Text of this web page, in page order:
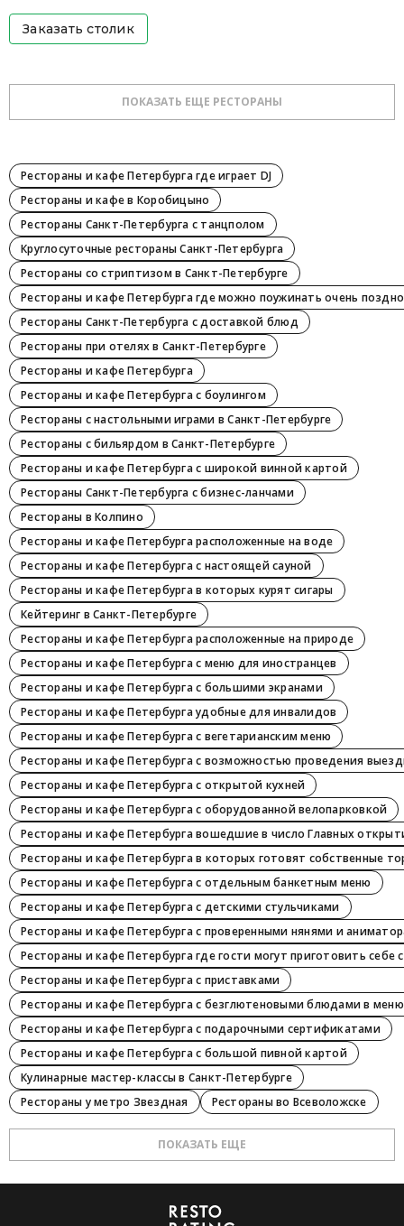
Заказать столик
ПОКАЗАТЬ ЕЩЕ РЕСТОРАНЫ
Рестораны и кафе Петербурга где играет DJ
Рестораны и кафе в Коробицыно
Рестораны Санкт-Петербурга с танцполом
Круглосуточные рестораны Санкт-Петербурга
Рестораны со стриптизом в Санкт-Петербурге
Рестораны и кафе Петербурга где можно поужинать очень поздно
Рестораны Санкт-Петербурга с доставкой блюд
Рестораны при отелях в Санкт-Петербурге
Рестораны и кафе Петербурга
Рестораны и кафе Петербурга с боулингом
Рестораны с настольными играми в Санкт-Петербурге
Рестораны с бильярдом в Санкт-Петербурге
Рестораны и кафе Петербурга с широкой винной картой
Рестораны Санкт-Петербурга с бизнес-ланчами
Рестораны в Колпино
Рестораны и кафе Петербурга расположенные на воде
Рестораны и кафе Петербурга с настоящей сауной
Рестораны и кафе Петербурга в которых курят сигары
Кейтеринг в Санкт-Петербурге
Рестораны и кафе Петербурга расположенные на природе
Рестораны и кафе Петербурга с меню для иностранцев
Рестораны и кафе Петербурга с большими экранами
Рестораны и кафе Петербурга удобные для инвалидов
Рестораны и кафе Петербурга с вегетарианским меню
Рестораны и кафе Петербурга с возможностью проведения
Рестораны и кафе Петербурга с открытой кухней
Рестораны и кафе Петербурга с оборудованной велопарковкой
Рестораны и кафе Петербурга вошедшие в число Главных
Рестораны и кафе Петербурга в которых готовят собственные
Рестораны и кафе Петербурга с отдельным банкетным меню
Рестораны и кафе Петербурга с детскими стульчиками
Рестораны и кафе Петербурга с проверенными нянями и
Рестораны и кафе Петербурга где гости могут приготовить себе
Рестораны и кафе Петербурга с приставками
Рестораны и кафе Петербурга с безглютеновыми блюдами в меню
Рестораны и кафе Петербурга с подарочными сертификатами
Рестораны и кафе Петербурга с большой пивной картой
Кулинарные мастер-классы в Санкт-Петербурге
Рестораны у метро Звездная
Рестораны во Всеволожске
ПОКАЗАТЬ ЕЩЕ